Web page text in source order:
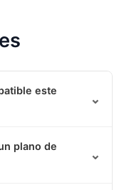
este
⌄
plano de
⌄